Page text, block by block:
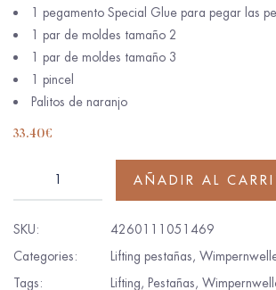
1 pegamento Special Glue para pegar las
1 par de moldes tamaño 2
1 par de moldes tamaño 3
1 pincel
Palitos de naranjo
33.40€
AÑADIR AL
SKU:
4260111051469
Categories:
Lifting pestañas,
Tags:
Lifting, Pestañas,